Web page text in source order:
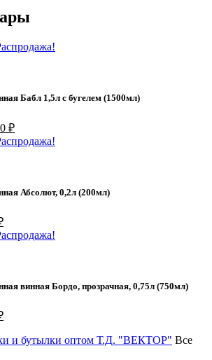
Бабл 1,5л с бугелем (1500мл)
₽Текущая
цена:
Абсолют, 0,2л (200мл)
Текущая
цена:
винная Бордо, прозрачная, 0,75л (750мл)
Текущая
41,00 ₽.
и бутылки оптом Т.Д. "ВЕКТОР" Все